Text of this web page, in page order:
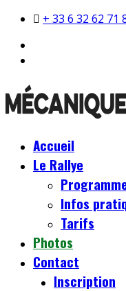
+ 33 6 32 62 71
Accueil
Le Rallye
Infos
Tarifs
Photos
Contact
Inscription